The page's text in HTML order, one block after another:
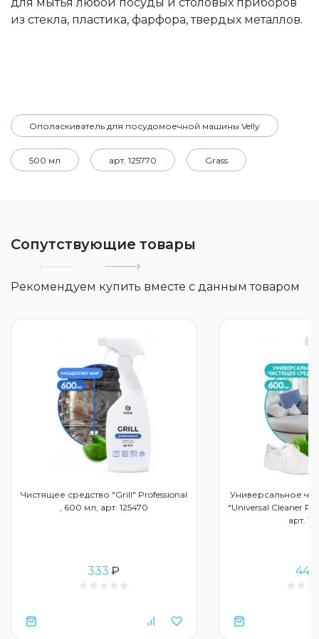
из стекла, пластика, фарфора, твердых металлов.
Ополаскиватель для посудомоечной машины Velly
500 мл арт. 125770 Grass
Сопутствующие товары
Рекомендуем купить вместе с данным товаром
Чистящее средство "Grill" Professional
, 600 мл, арт. 125470
333 ₽
Универсальное
"Universal Cleaner
арт.
443